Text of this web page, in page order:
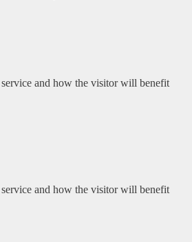
and how the visitor will benefit
and how the visitor will benefit